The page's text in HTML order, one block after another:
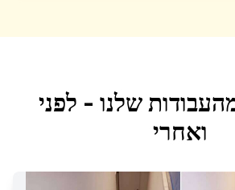
שלנו - לפני
ואחרי